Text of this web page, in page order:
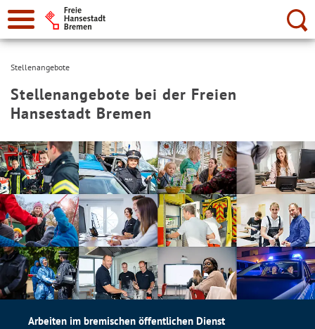
Suche:
Stellenangebote
Stellenangebote bei der Freien
Hansestadt Bremen
Arbeiten im bremischen öffentlichen Dienst